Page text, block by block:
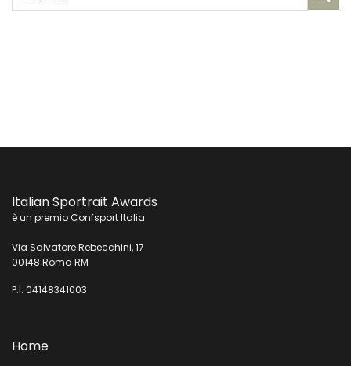
Italian Sportrait Awards
è un premio Confsport Italia
Via Salvatore Rebecchini, 17
00148 Roma RM
P.I. 04148341003
Home